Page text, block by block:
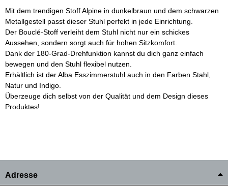
Mit dem trendigen Stoff Alpine in dunkelbraun und dem schwarzen
Metallgestell passt dieser Stuhl perfekt in jede Einrichtung.
Der Bouclé-Stoff verleiht dem Stuhl nicht nur ein schickes
Aussehen, sondern sorgt auch für hohen Sitzkomfort.
Dank der 180-Grad-Drehfunktion kannst du dich ganz einfach
bewegen und den Stuhl flexibel nutzen.
Erhältlich ist der Alba Esszimmerstuhl auch in den Farben Stahl,
Natur und Indigo.
Überzeuge dich selbst von der Qualität und dem Design dieses
Produktes!
Adresse